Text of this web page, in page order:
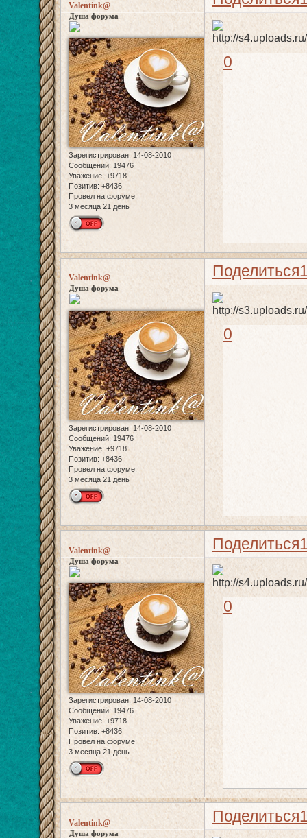
Valentink@
Душа форума
Зарегистрирован: 14-08-2010
Сообщений: 19476
Уважение: +9718
Позитив: +8436
Провел на форуме:
3 месяца 21 день
0
Поделиться
Valentink@
Душа форума
Зарегистрирован: 14-08-2010
Сообщений: 19476
Уважение: +9718
Позитив: +8436
Провел на форуме:
3 месяца 21 день
0
Поделиться
Valentink@
Душа форума
Зарегистрирован: 14-08-2010
Сообщений: 19476
Уважение: +9718
Позитив: +8436
Провел на форуме:
3 месяца 21 день
0
Поделиться
Valentink@
Душа форума